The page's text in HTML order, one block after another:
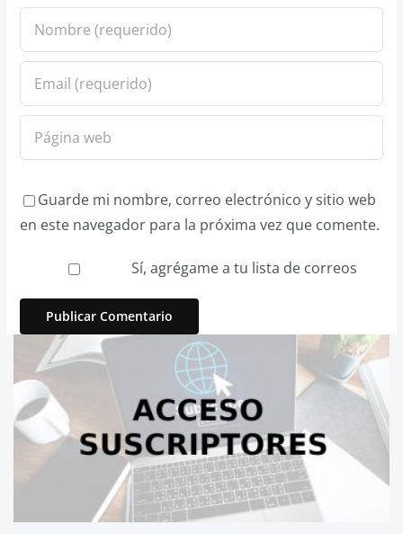
Guarde mi nombre, correo electrónico y sitio web
en este navegador para la próxima vez que comente.
Sí, agrégame a tu lista de correos